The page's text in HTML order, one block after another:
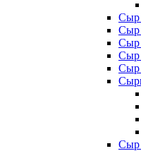
Сыр
Сыр
Сыр
Сыр
Сыр